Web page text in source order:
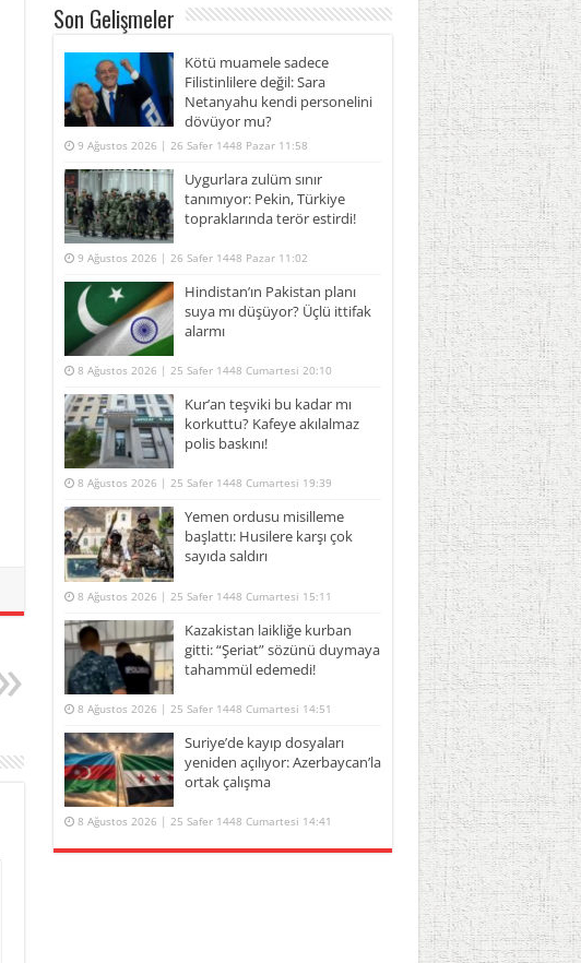
Son Gelişmeler
Kötü muamele sadece
Filistinlilere değil: Sara
Netanyahu kendi personelini
dövüyor mu?
9 Ağustos 2026 | 26 Safer 1448 Pazar 11:58
Uygurlara zulüm sınır
tanımıyor: Pekin, Türkiye
topraklarında terör estirdi!
9 Ağustos 2026 | 26 Safer 1448 Pazar 11:02
Hindistan’ın Pakistan planı
suya mı düşüyor? Üçlü ittifak
alarmı
8 Ağustos 2026 | 25 Safer 1448 Cumartesi 20:10
Kur’an teşviki bu kadar mı
korkuttu? Kafeye akılalmaz
polis baskını!
8 Ağustos 2026 | 25 Safer 1448 Cumartesi 19:39
Yemen ordusu misilleme
başlattı: Husilere karşı çok
sayıda saldırı
8 Ağustos 2026 | 25 Safer 1448 Cumartesi 15:11
Kazakistan laikliğe kurban
gitti: “Şeriat” sözünü duymaya
tahammül edemedi!
8 Ağustos 2026 | 25 Safer 1448 Cumartesi 14:51
Suriye’de kayıp dosyaları
yeniden açılıyor: Azerbaycan’la
ortak çalışma
8 Ağustos 2026 | 25 Safer 1448 Cumartesi 14:41